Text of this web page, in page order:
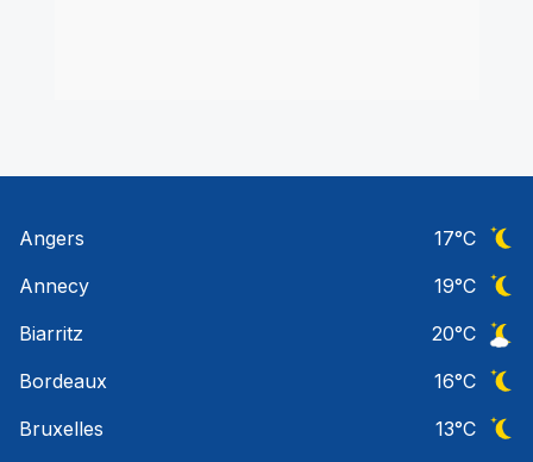
Angers 17°C
Annecy
19°C
Biarritz
20°C
Bordeaux
16°C
Bruxelles
13°C